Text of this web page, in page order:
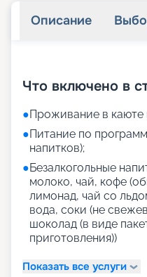
Описание
Что включено в
●Проживание в каюте
●Питание по
напитков);
●Безалкогольные
молоко, чай, кофе
лимонад, чай со
вода, соки (не
шоколад (в виде
приготовления))
Показать все услуги